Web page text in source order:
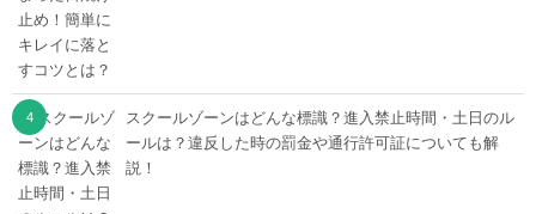
スクールゾーンはどんな標識？進入禁止時間・土日のル
ールは？違反した時の罰金や通行許可証についても解
説！